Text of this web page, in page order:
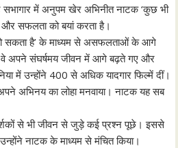
सभागार में अनुपम खेर अभिनीत नाटक ‘कुछ भी
सफलता को बयां करता है।
सकता है’ के माध्यम से असफलताओं के आगे
वे अपने संघर्षमय जीवन में आगे बढ़ते गए और
में उन्होंने 400 से अधिक यादगार फिल्में दीं।
अभिनय का लोहा मनवाया। नाटक यह सब
से भी जीवन से जुड़े कई प्रश्न पूछे। इससे
नाटक के माध्यम से मंचित किया।